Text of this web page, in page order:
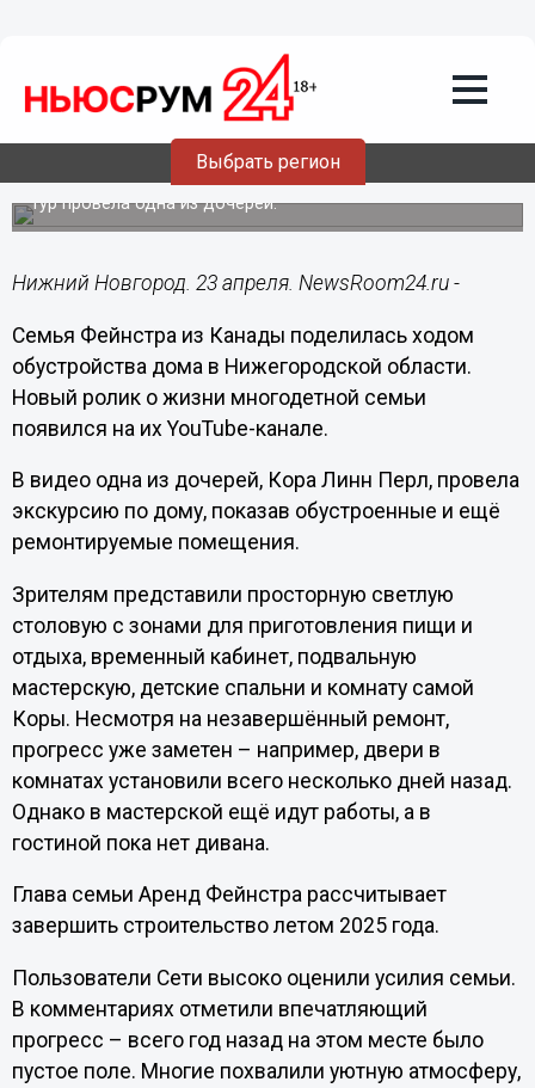
Выбрать регион
Канадская семья Фейнстра показала
изнутри свой дом под Нижним
Тур провела одна из дочерей.
Нижний Новгород. 23 апреля. NewsRoom24.ru -
Семья Фейнстра из Канады поделилась ходом
обустройства дома в Нижегородской области.
Новый ролик о жизни многодетной семьи
появился на их YouTube-канале.
В видео одна из дочерей, Кора Линн Перл, провела
экскурсию по дому, показав обустроенные и ещё
ремонтируемые помещения.
Зрителям представили просторную светлую
столовую с зонами для приготовления пищи и
отдыха, временный кабинет, подвальную
мастерскую, детские спальни и комнату самой
Коры. Несмотря на незавершённый ремонт,
прогресс уже заметен – например, двери в
комнатах установили всего несколько дней назад.
Однако в мастерской ещё идут работы, а в
гостиной пока нет дивана.
Глава семьи Аренд Фейнстра рассчитывает
завершить строительство летом 2025 года.
Пользователи Сети высоко оценили усилия семьи.
В комментариях отметили впечатляющий
прогресс – всего год назад на этом месте было
пустое поле. Многие похвалили уютную атмосферу,